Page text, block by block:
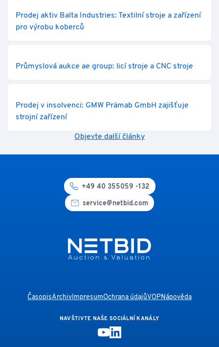
Prodej aktiv Balta Industries: Textilní stroje a zařízení
pro výrobu koberců
Průmyslová aukce ae group: licí stroje a CNC stroje
Prodej v insolvenci: GMW Prämab GmbH zajišťuje
strojní zařízení
Objevte další články
+49 40 355059 -132
service@netbid.com
ČasopisArchivImpresumOchrana údajůVOPNápověda
NAVŠTIVTE NAŠE SOCIÁLNÍ KANÁLY